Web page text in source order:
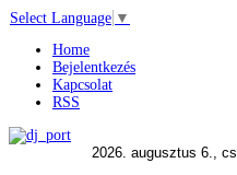
Select Language ▼
Home
Bejelentkezés
Kapcsolat
RSS